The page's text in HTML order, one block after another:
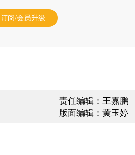
订阅/会员升级
责任编辑：王嘉鹏
版面编辑：黄玉婷